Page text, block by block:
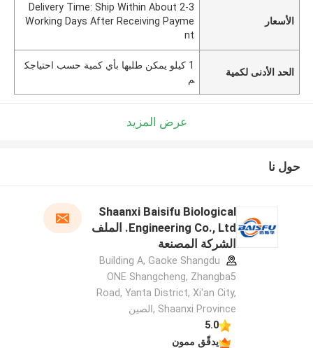
الأسعار
Delivery Time: Ship Within About 2-3
Working Days After Receiving Payme
nt
الحد الأدنى لكمية
1 كيلو يمكن طلبها بأي كمية حسب احتياجك
م
عرض المزيد
حول نا
Shaanxi Baisifu Biological
Engineering Co., Ltd. الملف
الشركة المصنعة
Building A, Gaoke Shangdu
ONE Shangcheng, Zhangba5
Road, Yanta District, Xi'an City,
Shaanxi Province ,الصين
5.0
يدقّق ممون